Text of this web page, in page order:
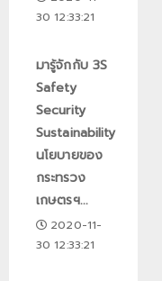
30 12:33:21
มารู้จักกับ 3S
Safety
Security
Sustainability
นโยบายของ
กระทรวง
เกษตรฯ...
2020-11-
30 12:33:21